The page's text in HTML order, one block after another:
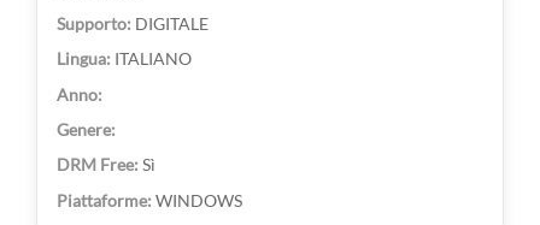
DIGITALE
ITALIANO
Sì
WINDOWS